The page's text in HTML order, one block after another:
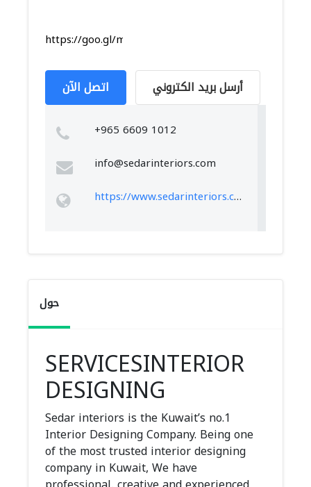
https://goo.gl/maps/UmSb8r8CXaeKtr1p9
اتصل الآن أرسل بريد الكتروني
+965 6609 1012
info@sedarinteriors.com
https://www.sedarinteriors.com/
حول
SERVICESINTERIOR
DESIGNING
Sedar interiors is the Kuwait’s no.1
Interior Designing Company. Being one
of the most trusted interior designing
company in Kuwait, We have